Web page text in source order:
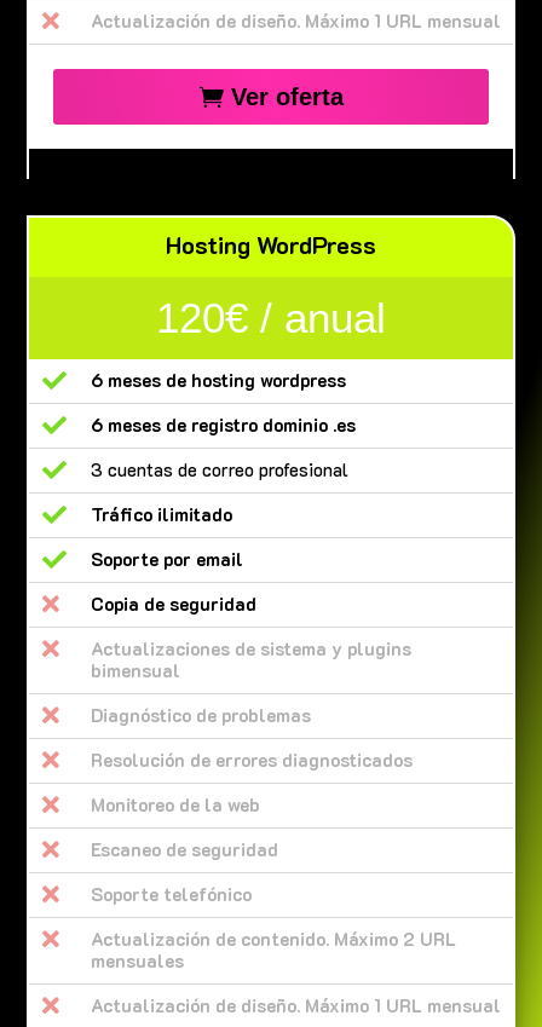
 Actualización de diseño. Máximo 1 URL mensual
Ver oferta
Hosting WordPress
120€ / anual
 6 meses de hosting wordpress
 6 meses de registro dominio .es
 3 cuentas de correo profesional
 Tráfico ilimitado
 Soporte por email
 Copia de seguridad

Actualizaciones de sistema y plugins
bimensual
 Diagnóstico de problemas
 Resolución de errores diagnosticados
 Monitoreo de la web
 Escaneo de seguridad
 Soporte telefónico

Actualización de contenido. Máximo 2 URL
mensuales
 Actualización de diseño. Máximo 1 URL mensual